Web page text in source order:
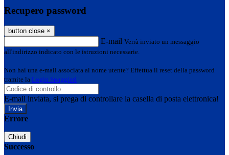
Recupero password
button close ×
E-mail Verrà inviato un messaggio
all'indirizzo indicato con le istruzioni necessarie.
Non hai una e-mail associata al nome utente? Effettua il reset della password
tramite la Login Spaggiari
E-mail inviata, si prega di controllare la casella di posta elettronica!
Errore
Chiudi
Successo